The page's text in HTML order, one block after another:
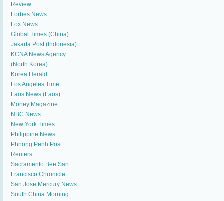
Review
Forbes News
Fox News
Global Times (China)
Jakarta Post (Indonesia)
KCNA News Agency
(North Korea)
Korea Herald
Los Angeles Time
Laos News (Laos)
Money Magazine
NBC News
New York Times
Philippine News
Phnong Penh Post
Reuters
Sacramento Bee San
Francisco Chronicle
San Jose Mercury News
South China Morning